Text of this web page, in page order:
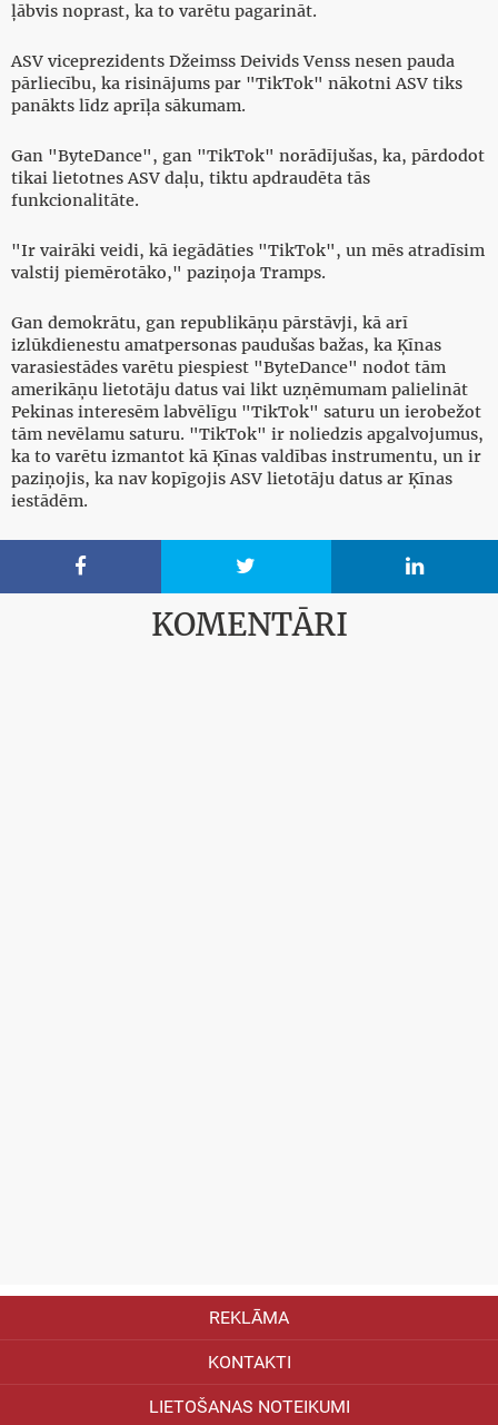
ļābvis noprast, ka to varētu pagarināt.
ASV viceprezidents Džeimss Deivids Venss nesen pauda
pārliecību, ka risinājums par "TikTok" nākotni ASV tiks
panākts līdz aprīļa sākumam.
Gan "ByteDance", gan "TikTok" norādījušas, ka, pārdodot
tikai lietotnes ASV daļu, tiktu apdraudēta tās
funkcionalitāte.
"Ir vairāki veidi, kā iegādāties "TikTok", un mēs atradīsim
valstij piemērotāko," paziņoja Tramps.
Gan demokrātu, gan republikāņu pārstāvji, kā arī
izlūkdienestu amatpersonas paudušas bažas, ka Ķīnas
varasiestādes varētu piespiest "ByteDance" nodot tām
amerikāņu lietotāju datus vai likt uzņēmumam palielināt
Pekinas interesēm labvēlīgu "TikTok" saturu un ierobežot
tām nevēlamu saturu. "TikTok" ir noliedzis apgalvojumus,
ka to varētu izmantot kā Ķīnas valdības instrumentu, un ir
paziņojis, ka nav kopīgojis ASV lietotāju datus ar Ķīnas
iestādēm.
  
KOMENTĀRI
REKLĀMA
KONTAKTI
LIETOŠANAS NOTEIKUMI